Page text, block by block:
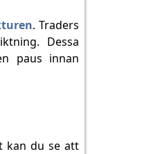
. Traders
Dessa
paus innan
kan du se att